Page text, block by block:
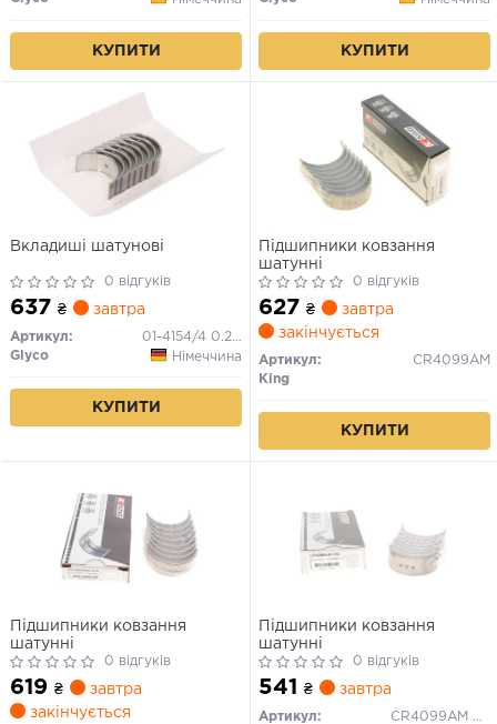
КУПИТИ КУПИТИ
Вкладиші шатунові
0 відгуків
637 ₴ завтра
Артикул:
01-4154/4 0.25MM
Glyco
Німеччина
КУПИТИ
Підшипники ковзання
шатунні
0 відгуків
627 ₴
завтра
закінчується
Артикул:
CR4099AM
King
КУПИТИ
Підшипники ковзання
шатунні
0 відгуків
619 ₴
завтра
закінчується
Підшипники ковзання
шатунні
0 відгуків
541 ₴ завтра
Артикул:
CR4099AM 020